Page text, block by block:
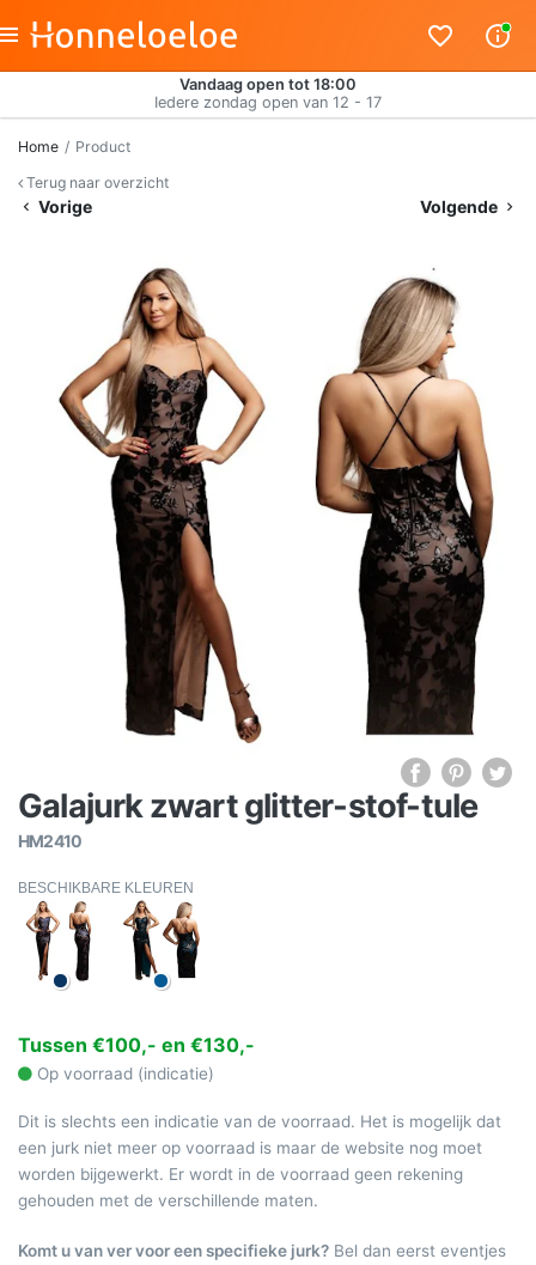
Vandaag open tot 18:00
Iedere zondag open van 12 - 17
Home
Product
Terug naar overzicht
Vorige Volgende
Galajurk zwart glitter-stof-tule
HM2410
BESCHIKBARE KLEUREN
Tussen €100,- en €130,-
Op voorraad (indicatie)
Dit is slechts een indicatie van de voorraad. Het is mogelijk dat
een jurk niet meer op voorraad is maar de website nog moet
worden bijgewerkt. Er wordt in de voorraad geen rekening
gehouden met de verschillende maten.
Komt u van ver voor een specifieke jurk? Bel dan eerst eventjes